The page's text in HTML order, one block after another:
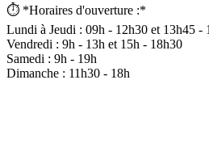
⏱ *Horaires d'ouverture :*
Lundi à Jeudi : 09h - 12h30 et 13h45 -
Vendredi : 9h - 13h et 15h - 18h30
Samedi : 9h - 19h
Dimanche : 11h30 - 18h